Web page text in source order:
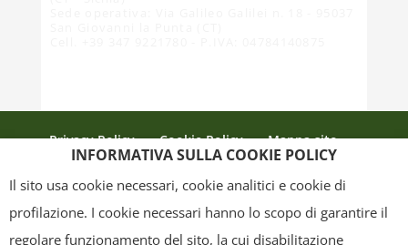
Privacy Policy Cookie Policy
Mappa sito
INFORMATIVA SULLA COOKIE POLICY
Il sito usa cookie necessari, cookie analitici e cookie di
profilazione. I cookie necessari hanno lo scopo di garantire il
regolare funzionamento del sito, la cui disabilitazione